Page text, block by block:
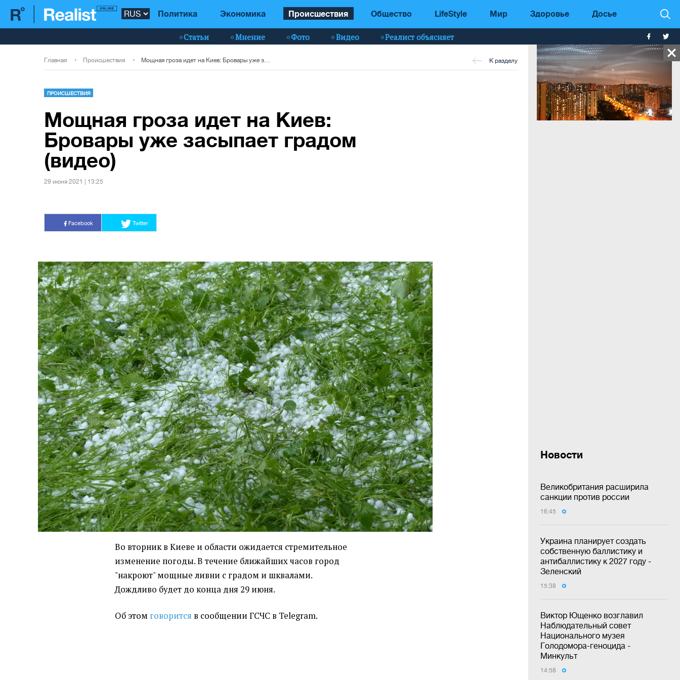
Политика Экономика Происшествия Общество LifeStyle Мир Здоровье Досье
Статьи Мнение Фото Видео Реалист объясняет
Новости
Великобритания расширила
санкции против россии
16:45
Украина планирует создать
собственную баллистику и
антибаллистику к 2027 году -
Зеленский
15:38
Виктор Ющенко возглавил
Наблюдательный совет
Национального музея
Голодомора-геноцида -
Минкульт
14:58
Главная Происшествия К разделу
ПРОИСШЕСТВИЯ
Мощная гроза идет на Киев:
Бровары уже засыпает градом
(видео)
29 июня 2021 | 13:25
Facebook Twitter
Во вторник в Киеве и области ожидается стремительное
изменение погоды. В течение ближайших часов город
"накроют" мощные ливни с градом и шквалами.
Дождливо будет до конца дня 29 июня.
Об этом говорится в сообщении ГСЧС в Telegram.